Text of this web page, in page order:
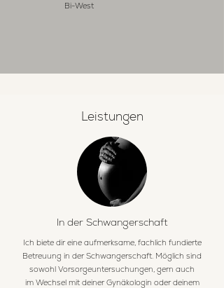
Bi-West
Leistungen
In der Schwangerschaft
Ich biete dir eine aufmerksame, fachlich fundierte
Betreuung in der Schwangerschaft. Möglich sind
sowohl Vorsorgeuntersuchungen, gern auch
im Wechsel mit deiner Gynäkologin oder deinem